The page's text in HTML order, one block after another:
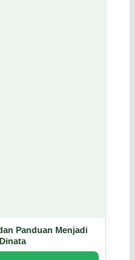
Panduan Menjadi